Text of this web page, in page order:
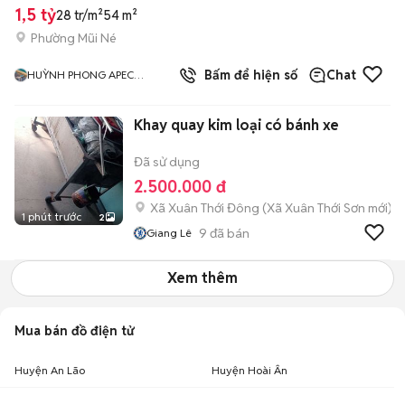
1,5 tỷ28 tr/m²54 m²
Phường Mũi Né
HUỲNH PHONG APEC
5.0 Bấm để hiện số Chat
1 phút trước 2
Khay quay kim loại có bánh xe
Đã sử dụng
2.500.000 đ
Xã Xuân Thới Đông (Xã Xuân Thới Sơn mới)
Giang Lê 9 đã bán
Xem thêm
Mua bán đồ điện tử
Huyện An Lão Huyện Hoài Ân